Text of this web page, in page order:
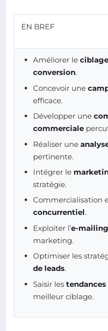
EN BREF
Améliorer le
conversion.
Concevoir une
efficace.
Développer une
commerciale
Réaliser une
pertinente.
Intégrer le
stratégie.
Commercialisation
concurrentiel.
Exploiter l’e-mailing
marketing.
Optimiser les
de leads.
Saisir les
meilleur ciblage.